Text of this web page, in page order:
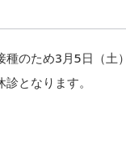
種のため3月5日（土
診となります。